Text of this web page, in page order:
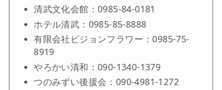
清武文化会館：0985-84-0181
ホテル清武：0985-85-8888
有限会社ビジョンフラワー：0985-75-
8919
やろかい清和：090-1340-1379
つのみずい後援会：090-4981-1272